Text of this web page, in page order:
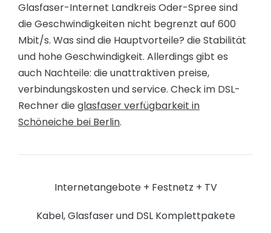
Glasfaser-Internet Landkreis Oder-Spree sind
die Geschwindigkeiten nicht begrenzt auf 600
Mbit/s. Was sind die Hauptvorteile? die Stabilität
und hohe Geschwindigkeit. Allerdings gibt es
auch Nachteile: die unattraktiven preise,
verbindungskosten und service. Check im DSL-
Rechner dieglasfaser verfügbarkeit in
Schöneiche bei Berlin.
Internetangebote + Festnetz + TV
Kabel, Glasfaser und DSL Komplettpakete